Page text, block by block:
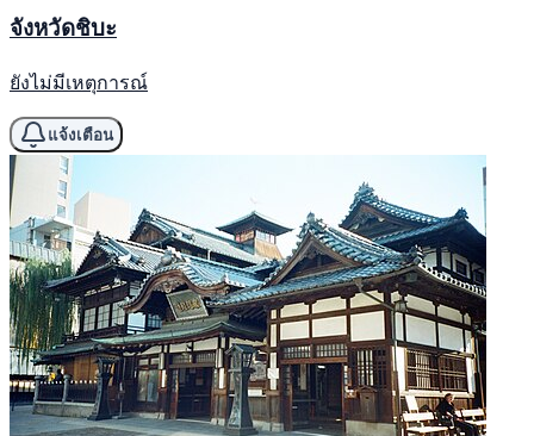
จังหวัดชิบะ
ยังไม่มีเหตุการณ์
แจ้งเตือน